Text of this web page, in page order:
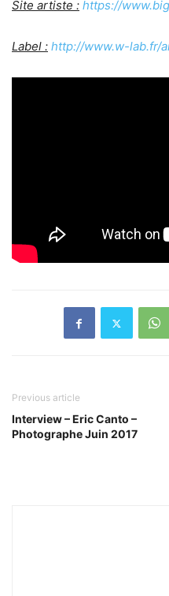
Site artiste : https://
Label : http://www.w-lab.fr/
Previous article
Interview – Eric Canto –
Photographe Juin 2017